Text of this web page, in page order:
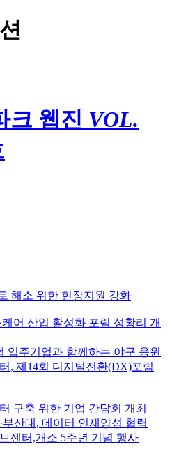
VOL.
해소 위한 현장지원 강화
어 산업 활성화 포럼 성황리 개
입주기업과 함께하는 야구 응원
, 제14회 디지털전환(DX)포럼
구축 위한 기업 간담회 개최
부산대, 데이터 인재양성 협력
센터,개소 5주년 기념 행사